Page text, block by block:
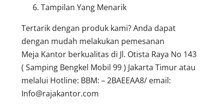
Tampilan Yang Menarik
Tertarik dengan produk kami? Anda dapat
dengan mudah melakukan pemesanan
Meja Kantor berkualitas di Jl. Otista Raya No 143
( Samping Bengkel Mobil 99 ) Jakarta Timur atau
melalui Hotline: BBM: – 2BAEEAA8/ email:
Info@rajakantor.com